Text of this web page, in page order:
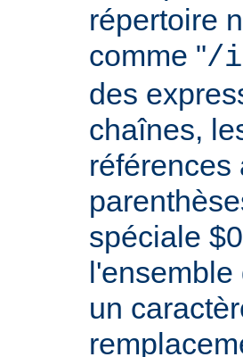
répertoire
comme "/
des
chaînes,
références
spéciale
un